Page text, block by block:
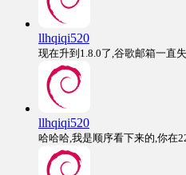
llhqiqi520
现在升到1.8.0了,谷歌邮箱一直
llhqiqi520
哈哈哈,我是顺序看下来的,你在